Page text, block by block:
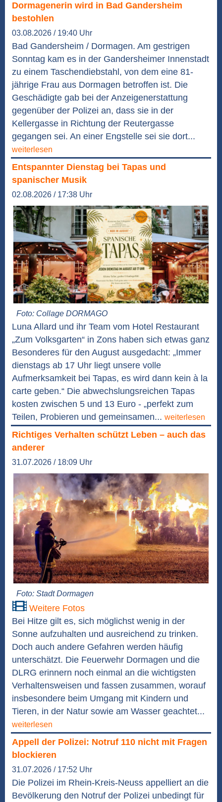
Dormagenerin wird in Bad Gandersheim
bestohlen
03.08.2026 / 19:40 Uhr
Bad Gandersheim / Dormagen. Am gestrigen
Sonntag kam es in der Gandersheimer Innenstadt
zu einem Taschendiebstahl, von dem eine 81-
jährige Frau aus Dormagen betroffen ist. Die
Geschädigte gab bei der Anzeigenerstattung
gegenüber der Polizei an, dass sie in der
Kellergasse in Richtung der Reutergasse
gegangen sei. An einer Engstelle sei sie dort...
weiterlesen
Entspannter Dienstag bei Tapas und
spanischer Musik
02.08.2026 / 17:38 Uhr
Foto: Collage DORMAGO
Luna Allard und ihr Team vom Hotel Restaurant
„Zum Volksgarten“ in Zons haben sich etwas ganz
Besonderes für den August ausgedacht: „Immer
dienstags ab 17 Uhr liegt unsere volle
Aufmerksamkeit bei Tapas, es wird dann kein à la
carte geben.“ Die abwechslungsreichen Tapas
kosten zwischen 5 und 13 Euro - „perfekt zum
Teilen, Probieren und gemeinsamen... weiterlesen
Richtiges Verhalten schützt Leben – auch das
anderer
31.07.2026 / 18:09 Uhr
Foto: Stadt Dormagen
Weitere Fotos
Bei Hitze gilt es, sich möglichst wenig in der
Sonne aufzuhalten und ausreichend zu trinken.
Doch auch andere Gefahren werden häufig
unterschätzt. Die Feuerwehr Dormagen und die
DLRG erinnern noch einmal an die wichtigsten
Verhaltensweisen und fassen zusammen, worauf
insbesondere beim Umgang mit Kindern und
Tieren, in der Natur sowie am Wasser geachtet...
weiterlesen
Appell der Polizei: Notruf 110 nicht mit Fragen
blockieren
31.07.2026 / 17:52 Uhr
Die Polizei im Rhein-Kreis-Neuss appelliert an die
Bevölkerung den Notruf der Polizei unbedingt für